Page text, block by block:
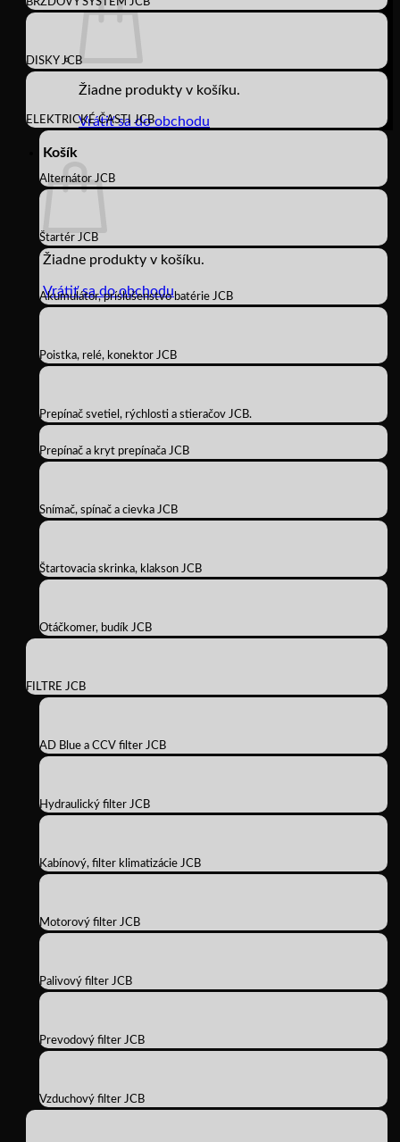
Žiadne produkty v košíku.
Vrátiť sa do obchodu
Košík
Žiadne produkty v košíku.
Vrátiť sa do obchodu
DISKY JCB
ELEKTRICKÉ ČASTI JCB
Alternátor JCB
Štartér JCB
Akumulátor, príslušenstvo batérie JCB
Poistka, relé, konektor JCB
Prepínač svetiel, rýchlosti a stieračov JCB.
Prepínač a kryt prepínača JCB
Snímač, spínač a cievka JCB
Štartovacia skrinka, klakson JCB
Otáčkomer, budík JCB
FILTRE JCB
AD Blue a CCV filter JCB
Hydraulický filter JCB
Kabínový, filter klimatizácie JCB
Motorový filter JCB
Palivový filter JCB
Prevodový filter JCB
Vzduchový filter JCB